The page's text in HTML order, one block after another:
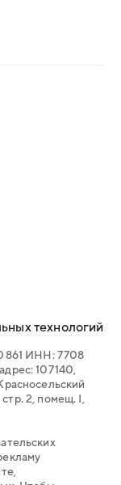
технологий
861 ИНН: 7 708
107 140,
стр. 2, помещ. I,